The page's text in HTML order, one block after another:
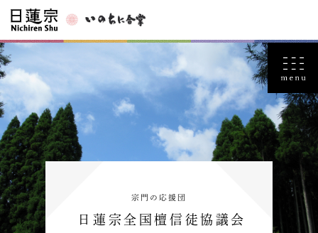
宗門の応援団
日蓮宗全国檀信徒協議会